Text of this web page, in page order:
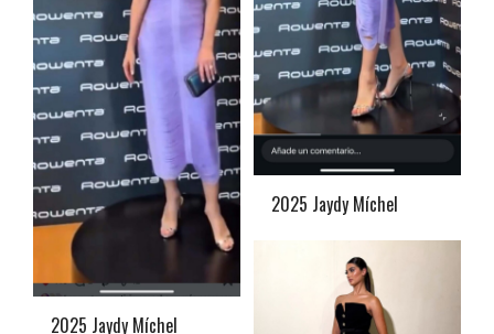
2025 Jaydy Míchel
2025 Jaydy Míchel